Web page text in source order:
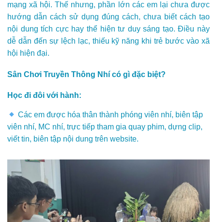
mạng xã hội. Thế nhưng, phần lớn các em lại chưa được
hướng dẫn cách sử dụng đúng cách, chưa biết cách tạo
nội dung tích cực hay thể hiện tư duy sáng tạo. Điều này
dễ dẫn đến sự lệch lạc, thiếu kỹ năng khi trẻ bước vào xã
hội hiện đại.
Sân Chơi Truyền Thông Nhí có gì đặc biệt?
Học đi đôi với hành:
Các em được hóa thân thành phóng viên nhí, biên tập
viên nhí, MC nhí, trực tiếp tham gia quay phim, dựng clip,
viết tin, biên tập nội dung trên website.